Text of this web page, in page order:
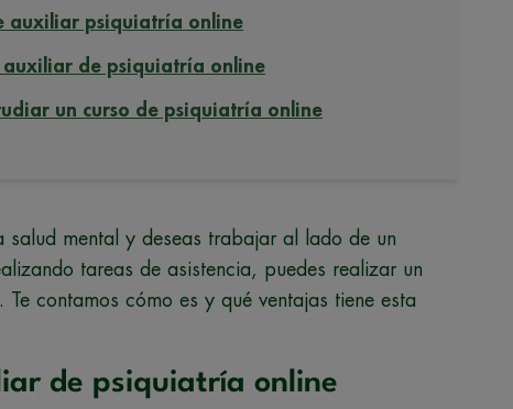
auxiliar psiquiatría online
auxiliar de psiquiatría online
un curso de psiquiatría online
mental y deseas trabajar al lado de un
tareas de asistencia, puedes realizar un
. Te contamos cómo es y qué ventajas tiene esta
de psiquiatría online